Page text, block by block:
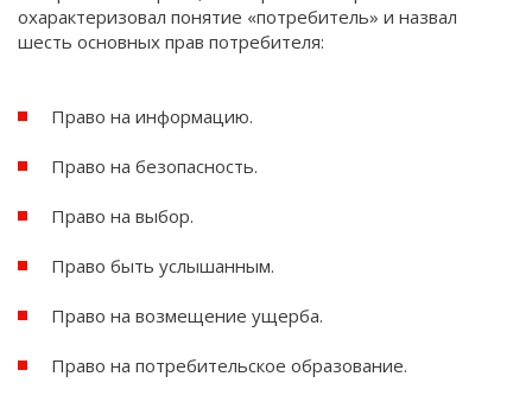
охарактеризовал понятие «потребитель» и назвал
шесть основных прав потребителя:
Право на информацию.
Право на безопасность.
Право на выбор.
Право быть услышанным.
Право на возмещение ущерба.
Право на потребительское образование.